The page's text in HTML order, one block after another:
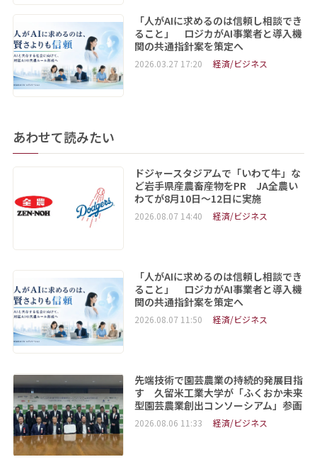
「人がAIに求めるのは信頼し相談でき
ること」 ロジカがAI事業者と導入機
関の共通指針案を策定へ
2026.03.27 17:20 経済/ビジネス
あわせて読みたい
ドジャースタジアムで「いわて牛」な
ど岩手県産農畜産物をPR JA全農い
わてが8月10日～12日に実施
2026.08.07 14:40 経済/ビジネス
「人がAIに求めるのは信頼し相談でき
ること」 ロジカがAI事業者と導入機
関の共通指針案を策定へ
2026.08.07 11:50 経済/ビジネス
先端技術で園芸農業の持続的発展目指
す 久留米工業大学が「ふくおか未来
型園芸農業創出コンソーシアム」参画
2026.08.06 11:33 経済/ビジネス